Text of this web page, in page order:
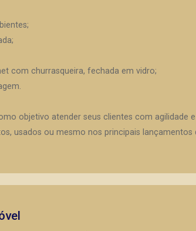
com churrasqueira, fechada em vidro;
objetivo atender seus clientes com agilidade
usados ou mesmo nos principais lançamentos